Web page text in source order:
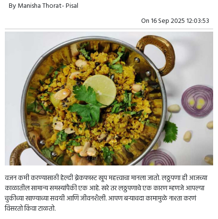
ByManisha Thorat- Pisal
On16 Sep 2025 12:03:53
वजन कमी करण्यासाठी हेल्दी ब्रेकफास्ट खूप महत्त्वाचा मानला जातो. लठ्ठपणा ही आजच्या
काळातील सामान्य समस्यांपैकी एक आहे. खरे तर लठ्ठपणाचे एक कारण म्हणजे आपल्या
चुकीच्या खाण्याच्या सवयी आणि जीवनशैली. आपण बर्‍याचदा कामामुळे नाश्ता करणं
विसरतो किंवा टाळतो.